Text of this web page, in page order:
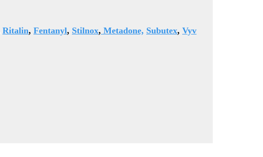
Ritalin, Fentanyl, Stilnox, Metadone, Subutex, Vyv